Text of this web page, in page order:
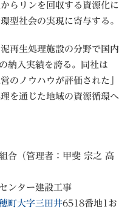
らリンを回収する資源化に
型社会の実現に寄与する。
再生処理施設の分野で国内
納入実績を誇る。同社は
のノウハウが評価された」
を通じた地域の資源循環へ
合（管理者：甲斐 宗之 高
ンター建設工事
町大字三田井6518番地1お